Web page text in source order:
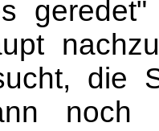
die
noch